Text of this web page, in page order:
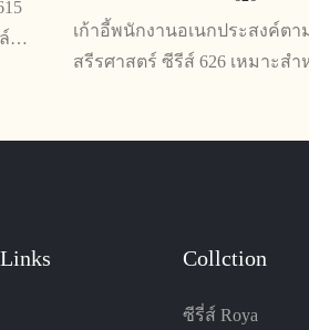
เก้าอี้พนักงานอเนกประสงค์ตา
สรีรศาสตร์ ซีรีส์ 626 เหมาะส
Collction
ซีรี่ส์ Roya